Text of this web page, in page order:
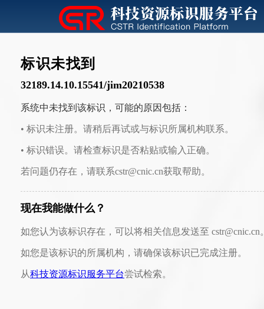
标识未找到
32189.14.10.15541/jim20210538
系统中未找到该标识，可能的原因包括：
• 标识未注册。请稍后再试或与标识所属机构联系。
• 标识错误。请检查标识是否粘贴或输入正确。
若问题仍存在，请联系cstr@cnic.cn获取帮助。
现在我能做什么？
如您认为该标识存在，可以将相关信息发送至 cstr@cnic.cn
如您是该标识的所属机构，请确保该标识已完成注册。
从科技资源标识服务平台尝试检索。